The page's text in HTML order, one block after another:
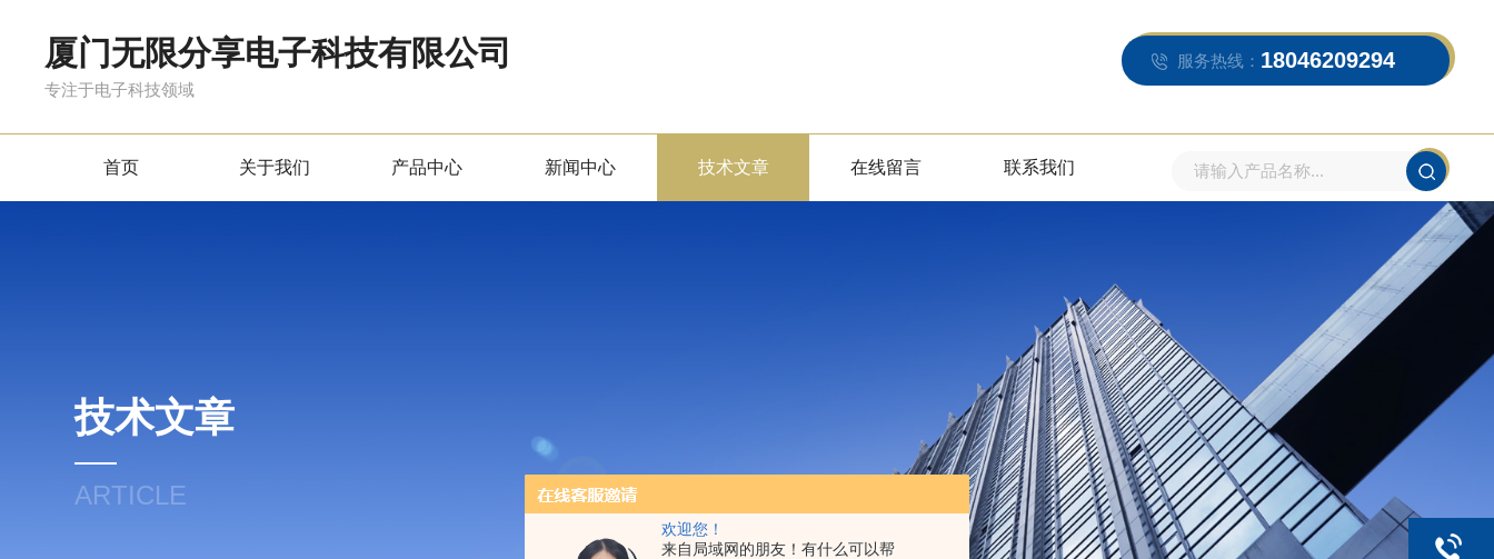
欢迎您！
来自局域网的朋友！有什么可以帮
厦门无限分享电子科技有限公司
专注于电子科技领域
服务热线： 18046209294
首页 关于我们 产品中心 新闻中心 技术文章 在线留言 联系我们
技术文章
ARTICLE